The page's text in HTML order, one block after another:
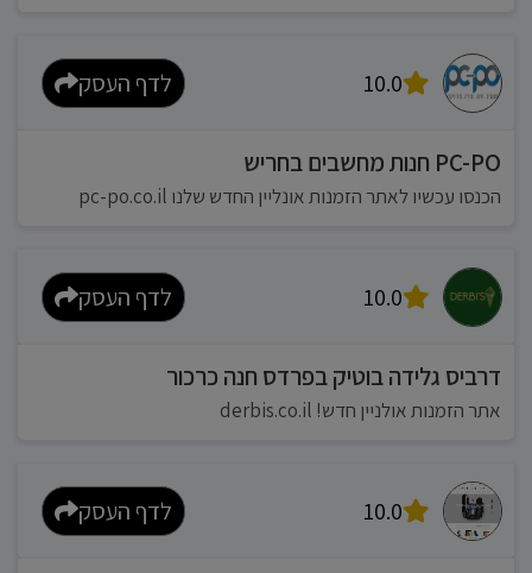
10.0 לדף העסק
PC-PO חנות מחשבים בחריש
הכנסו עכשיו לאתר הזמנות אונליין החדש שלנו pc-po.co.il
10.0 לדף העסק
דרביס גלידה בוטיק בפרדס חנה כרכור
אתר הזמנות אולניין חדש! derbis.co.il
10.0 לדף העסק